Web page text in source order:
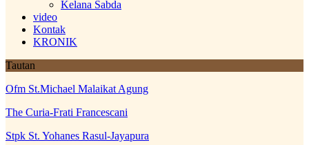
Kelana Sabda
video
Kontak
KRONIK
Tautan
Ofm St.Michael Malaikat Agung
The Curia-Frati Francescani
Stpk St. Yohanes Rasul-Jayapura